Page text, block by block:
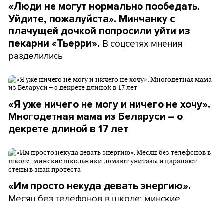
«Люди не могут нормально пообедать.
Уйдите, пожалуйста». Минчанку с
плачущей дочкой попросили уйти из
пекарни «Тьерри». В соцсетях мнения
разделились
«Я уже ничего не могу и ничего не хочу».
Многодетная мама из Беларуси – о
декрете длиной в 17 лет
«Им просто некуда девать энергию».
Месяц без телефонов в школе: минские